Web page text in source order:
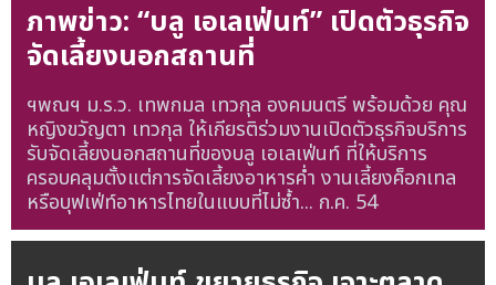
ภาพข่าว: “บลู เอเลเฟ่นท์” เปิดตัวธุรกิจ
จัดเลี้ยงนอกสถานที่
ฯพณฯ ม.ร.ว. เทพกมล เทวกุล องคมนตรี พร้อมด้วย คุณ
หญิงขวัญตา เทวกุล ให้เกียรติร่วมงานเปิดตัวธุรกิจบริการ
รับจัดเลี้ยงนอกสถานที่ของบลู เอเลเฟ่นท์ ที่ให้บริการ
ครอบคลุมตั้งแต่การจัดเลี้ยงอาหารค่ำ งานเลี้ยงค็อกเทล
หรือบุฟเฟ่ท์อาหารไทยในแบบที่ไม่ซ้ำ... ก.ค. 54